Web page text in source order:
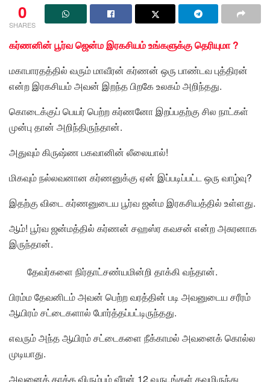
0
SHARES
கர்ணனின் பூர்வ ஜென்ம இரகசியம் உங்களுக்கு தெரியுமா ?
மகாபாரதத்தில் வரும் மாவீரன் கர்ணன் ஒரு பாண்டவ புத்திரன்
என்ற இரகசியம் அவன் இறந்த பிறகே உலகம் அறிந்தது.
கொடைக்குப் பெயர் பெற்ற கர்ணனோ இறப்பதற்கு சில நாட்கள்
முன்பு தான் அறிந்திருந்தான்.
அதுவும் கிருஷ்ண பகவானின் லீலையால்!
மிகவும் நல்லவனான கர்ணனுக்கு ஏன் இப்படிப்பட்ட ஒரு வாழ்வு?
இதற்கு விடை கர்ணனுடைய பூர்வ ஜன்ம இரகசியத்தில் உள்ளது.
ஆம்! பூர்வ ஜன்மத்தில் கர்ணன் சஹஸ்ர கவசன் என்ற அசுரனாக
இருந்தான்.
தேவர்களை நிர்தாட்சண்யமின்றி தாக்கி வந்தான்.
பிரம்ம தேவனிடம் அவன் பெற்ற வரத்தின் படி அவனுடைய சரீரம்
ஆயிரம் சட்டைகளால் போர்த்தப்பட்டிருந்தது.
எவரும் அந்த ஆயிரம் சட்டைகளை நீக்காமல் அவனைக் கொல்ல
முடியாது.
அவனைத் தாக்க விரும்பும் வீரன் 12 வருடங்கள் தவமிருந்து